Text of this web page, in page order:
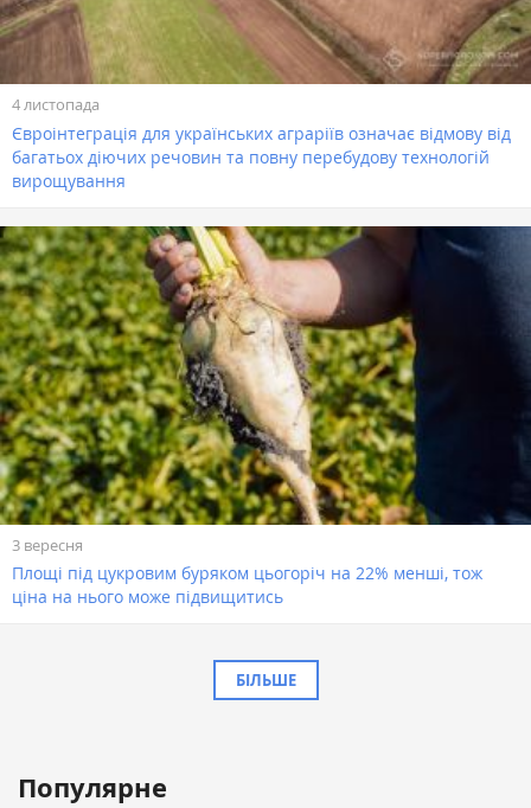
4 листопада
Євроінтеграція для українських аграріїв означає відмову від
багатьох діючих речовин та повну перебудову технологій
вирощування
3 вересня
Площі під цукровим буряком цьогоріч на 22% менші, тож
ціна на нього може підвищитись
БІЛЬШЕ
Популярне